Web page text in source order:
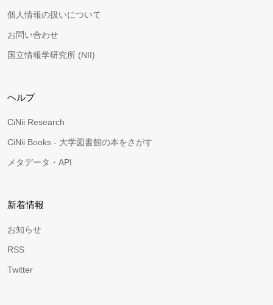
個人情報の扱いについて
お問い合わせ
国立情報学研究所 (NII)
ヘルプ
CiNii Research
CiNii Books - 大学図書館の本をさがす
メタデータ・API
新着情報
お知らせ
RSS
Twitter